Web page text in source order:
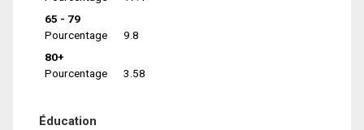
65 - 79
Pourcentage
9.8
80+
Pourcentage
3.58
Éducation